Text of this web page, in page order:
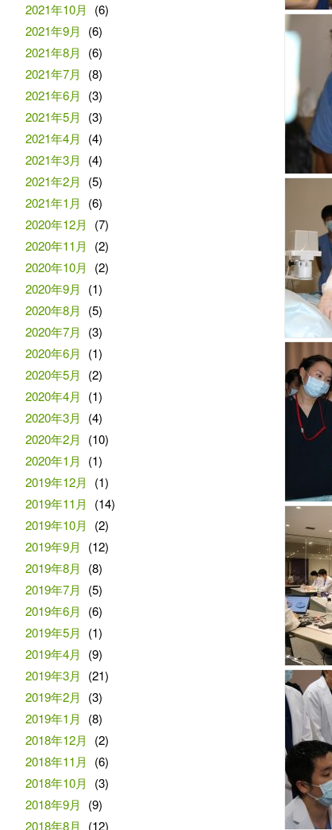
2021年10月
(6)
2021年9月
(6)
2021年8月
(6)
2021年7月
(8)
2021年6月
(3)
2021年5月
(3)
2021年4月
(4)
2021年3月
(4)
2021年2月
(5)
2021年1月
(6)
2020年12月
(7)
2020年11月
(2)
2020年10月
(2)
2020年9月
(1)
2020年8月
(5)
2020年7月
(3)
2020年6月
(1)
2020年5月
(2)
2020年4月
(1)
2020年3月
(4)
2020年2月
(10)
2020年1月
(1)
2019年12月
(1)
2019年11月
(14)
2019年10月
(2)
2019年9月
(12)
2019年8月
(8)
2019年7月
(5)
2019年6月
(6)
2019年5月
(1)
2019年4月
(9)
2019年3月
(21)
2019年2月
(3)
2019年1月
(8)
2018年12月
(2)
2018年11月
(6)
2018年10月
(3)
2018年9月
(9)
2018年8月
(12)